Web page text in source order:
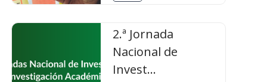
2.ª Jornada
Nacional de
Invest...